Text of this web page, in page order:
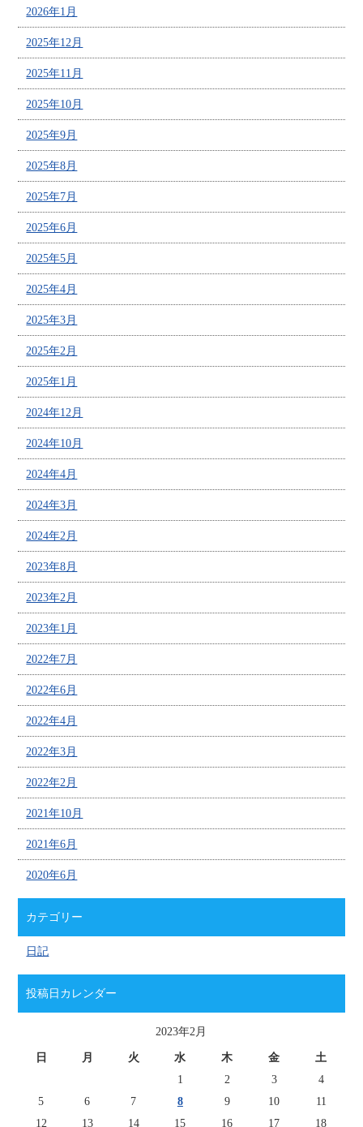
2026年1月
2025年12月
2025年11月
2025年10月
2025年9月
2025年8月
2025年7月
2025年6月
2025年5月
2025年4月
2025年3月
2025年2月
2025年1月
2024年12月
2024年10月
2024年4月
2024年3月
2024年2月
2023年8月
2023年2月
2023年1月
2022年7月
2022年6月
2022年4月
2022年3月
2022年2月
2021年10月
2021年6月
2020年6月
カテゴリー
日記
投稿日カレンダー
2023年2月
日 月 火 水 木 金
土
1
2 3
4
5
6 7 8 9 10
11
12
13 14 15 16 17 18